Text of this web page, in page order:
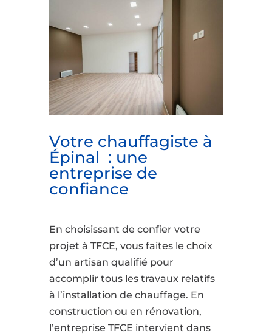
Votre chauffagiste à
Épinal : une
entreprise de
confiance
En choisissant de confier votre
projet à TFCE, vous faites le choix
d’un artisan qualifié pour
accomplir tous les travaux relatifs
à l’installation de chauffage. En
construction ou en rénovation,
l’entreprise TFCE intervient dans